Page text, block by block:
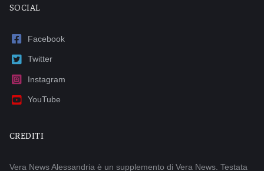
SOCIAL
Facebook
Twitter
Instagram
YouTube
CREDITI
Vera News Alessandria è un supplemento di Vera News. Testata